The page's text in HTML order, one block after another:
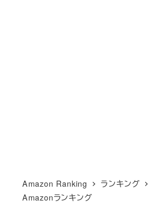
Amazon Ranking ランキング
Amazonランキング